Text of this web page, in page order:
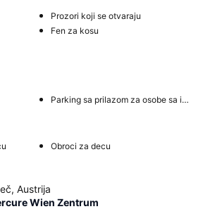
Prozori koji se otvaraju
Fen za kosu
Parking sa prilazom za osobe sa invaliditetom
Obroci za decu
Austrija
Wien Zentrum